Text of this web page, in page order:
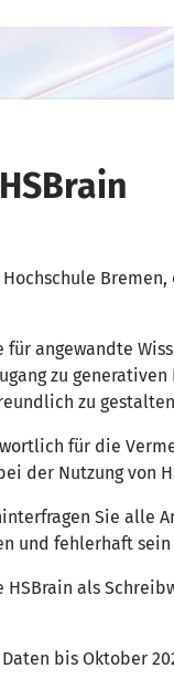
HSBrain
angewandte
zu generativen
zu
für die
der Nutzung von
Sie alle
und fehlerhaft sein
HSBrain als
bis Oktober